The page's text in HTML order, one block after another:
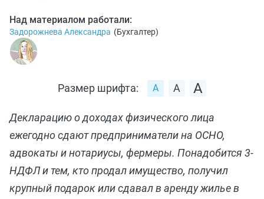
Над материалом работали:
Задорожнева Александра (Бухгалтер)
Размер шрифта:
Декларацию о доходах физического лица
ежегодно сдают предприниматели на ОСНО,
адвокаты и нотариусы, фермеры. Понадобится 3-
НДФЛ и тем, кто продал имущество, получил
крупный подарок или сдавал в аренду жилье в